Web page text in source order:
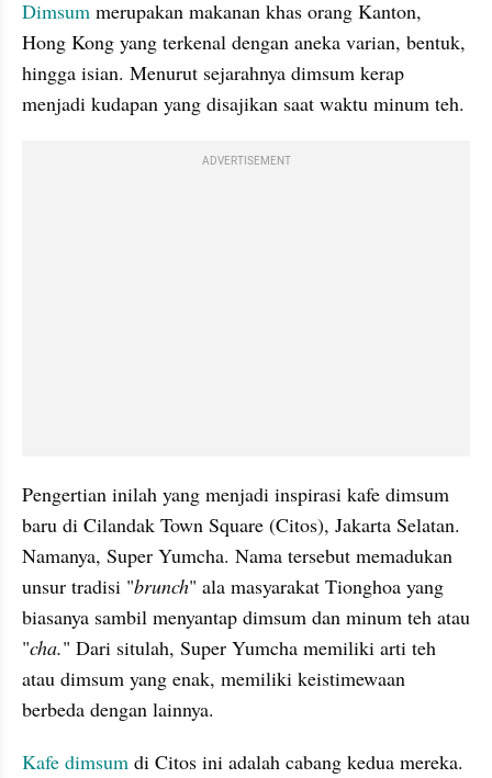
Dimsum merupakan makanan khas orang Kanton,
Hong Kong yang terkenal dengan aneka varian, bentuk,
hingga isian. Menurut sejarahnya dimsum kerap
menjadi kudapan yang disajikan saat waktu minum teh.
ADVERTISEMENT
Pengertian inilah yang menjadi inspirasi kafe dimsum
baru di Cilandak Town Square (Citos), Jakarta Selatan.
Namanya, Super Yumcha. Nama tersebut memadukan
unsur tradisi "brunch" ala masyarakat Tionghoa yang
biasanya sambil menyantap dimsum dan minum teh atau
"cha." Dari situlah, Super Yumcha memiliki arti teh
atau dimsum yang enak, memiliki keistimewaan
berbeda dengan lainnya.
Kafe dimsum di Citos ini adalah cabang kedua mereka.